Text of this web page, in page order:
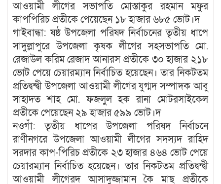
আওয়ামী লীগের সভাপতি মোস্তাকুর রহমান মফুর
কাপপিরিচ প্রতীকে পেয়েছেন ১৮ হাজার ৬৮৫ ভোট।দ
গাইবান্ধা: ষষ্ঠ উপজেলা পরিষদ নির্বাচনের তৃতীয় ধাপে
সাদুল্লাপুরে উপজেলা কৃষক লীগের সহসভাপতি মো.
রেজাউল করিম রেজাদ আনারস প্রতীকে ৩০ হাজার ২১৮
ভোট পেয়ে চেয়ারম্যান নির্বাচিত হয়েছেন। তার নিকটতম
প্রতিদ্বন্দ্বী উপজেলা আওয়ামী লীগের যুগ্মদ সম্পাদক আবু
সাহাদত শাহ মো. ফজলুল হক রানা মোটরসাইকেল
প্রতীকে পেয়েছেন ২৯ হাজার ৫৯৯ ভোট।দ
নওগাঁ: তৃতীয় ধাপের উপজেলা পরিষদ নির্বাচনে
রাণীনগরে উপজেলা আওয়ামী লীগের সদস্যদ রাহিদ
সরদার কাপ-পিরিচ প্রতীকে ২৩ হাজার ৪৬৪ ভোট পেয়ে
চেয়ারম্যান নির্বাচিত হয়েছেন। তার নিকটতম প্রতিদ্বন্দ্বী
আওয়ামী লীগেরদ আসাদুজ্জামান কৈ মাছ প্রতীকে